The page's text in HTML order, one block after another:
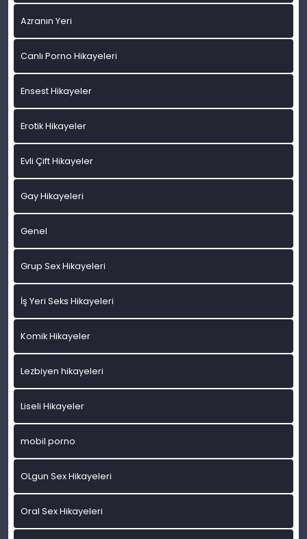
Azranın Yeri
Canlı Porno Hikayeleri
Ensest Hikayeler
Erotik Hikayeler
Evli Çift Hikayeler
Gay Hikayeleri
Genel
Grup Sex Hikayeleri
İş Yeri Seks Hikayeleri
Komik Hikayeler
Lezbiyen hikayeleri
Liseli Hikayeler
mobil porno
OLgun Sex Hikayeleri
Oral Sex Hikayeleri